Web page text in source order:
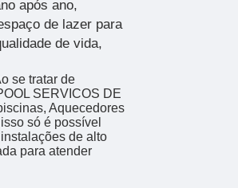
após ano,
de lazer para
de vida,
se tratar de
SERVICOS DE
Aquecedores
só é possível
de alto
para atender